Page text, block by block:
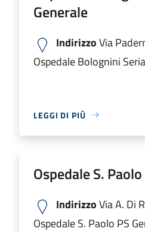
Generale
IndirizzoVia
Ospedale Bolognini
LEGGI DI PIÙ
Ospedale S.
IndirizzoVia A. Di
Ospedale S. Paolo PS